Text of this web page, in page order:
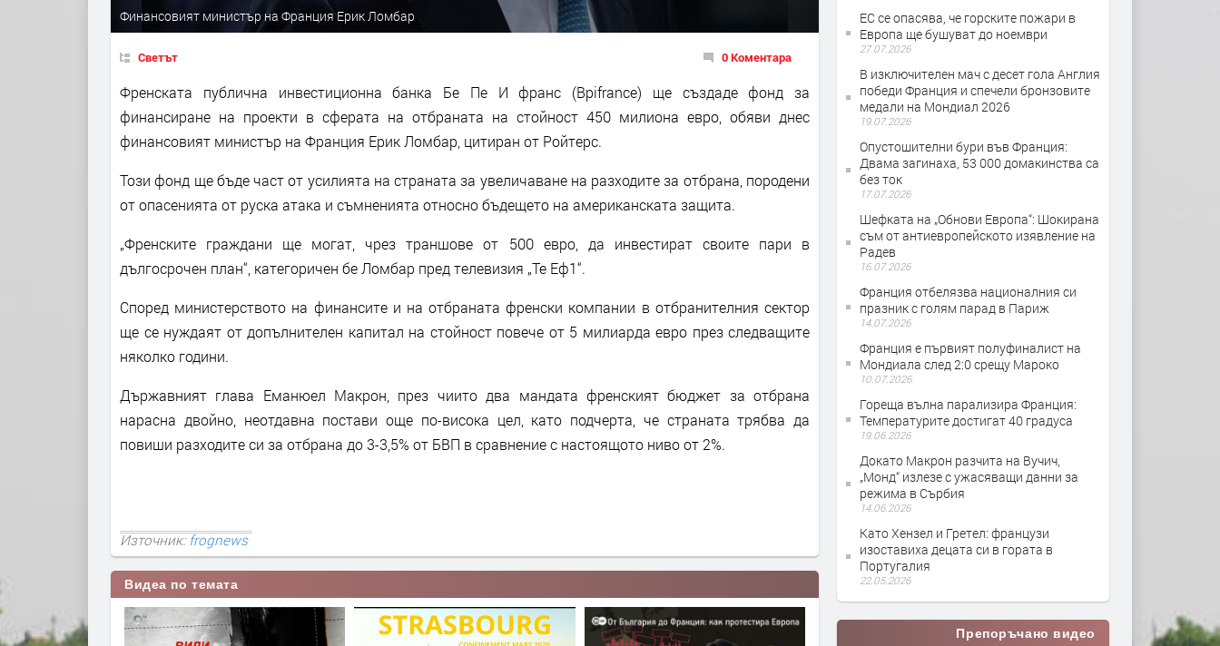
Финансовият министър на Франция Ерик Ломбар
Светът 0 Коментара
Френската публична инвестиционна банка Бе Пе И франс (Bpifrance) ще създаде фонд за
финансиране на проекти в сферата на отбраната на стойност 450 милиона евро, обяви днес
финансовият министър на Франция Ерик Ломбар, цитиран от Ройтерс.
Този фонд ще бъде част от усилията на страната за увеличаване на разходите за отбрана, породени
от опасенията от руска атака и съмненията относно бъдещето на американската защита.
„Френските граждани ще могат, чрез траншове от 500 евро, да инвестират своите пари в
дългосрочен план“, категоричен бе Ломбар пред телевизия „Те Еф1“.
Според министерството на финансите и на отбраната френски компании в отбранителния сектор
ще се нуждаят от допълнителен капитал на стойност повече от 5 милиарда евро през следващите
няколко години.
Държавният глава Еманюел Макрон, през чиито два мандата френският бюджет за отбрана
нарасна двойно, неотдавна постави още по-висока цел, като подчерта, че страната трябва да
повиши разходите си за отбрана до 3-3,5% от БВП в сравнение с настоящото ниво от 2%.
Източник:frognews
Видеа по темата
ЕС се опасява, че горските пожари в
Европа ще бушуват до ноември
27.07.2026
В изключителен мач с десет гола Англия
победи Франция и спечели бронзовите
медали на Мондиал 2026
19.07.2026
Опустошителни бури във Франция:
Двама загинаха, 53 000 домакинства са
без ток
17.07.2026
Шефката на „Обнови Европа“: Шокирана
съм от антиевропейското изявление на
Радев
16.07.2026
Франция отбелязва националния си
празник с голям парад в Париж
14.07.2026
Франция е първият полуфиналист на
Мондиала след 2:0 срещу Мароко
10.07.2026
Гореща вълна парализира Франция:
Температурите достигат 40 градуса
19.06.2026
Докато Макрон разчита на Вучич,
„Монд“ излезе с ужасяващи данни за
режима в Сърбия
14.06.2026
Като Хензел и Гретел: французи
изоставиха децата си в гората в
Португалия
22.05.2026
Препоръчано видео